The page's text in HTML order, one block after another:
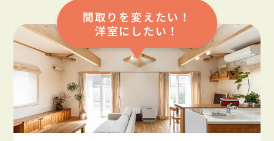
間取りを変えたい！
洋室にしたい！